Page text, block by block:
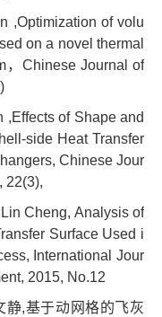
,Optimization of volu
on a novel thermal
，Chinese Journal of
,Effects of Shape and
side Heat Transfer
Chinese Jour
22(3),
Cheng, Analysis of
Surface Used i
International Jour
2015, No.12
静,基于动网格的飞灰